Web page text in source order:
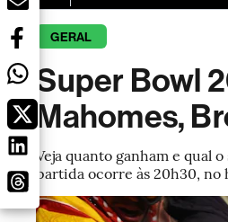
GERAL
Super Bowl
Mahomes,
Veja quanto ganham e qual
partida ocorre às 20h30,